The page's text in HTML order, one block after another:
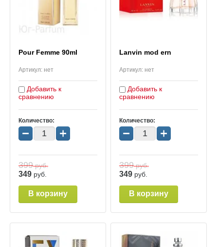
Pour Femme 90ml
Артикул: нет
Добавить к
сравнению
Количество:
− +
399руб.
349 руб.
В корзину
Lanvin mod ern
Артикул:нет
Добавить к
сравнению
Количество:
− +
399руб.
349 руб.
В корзину